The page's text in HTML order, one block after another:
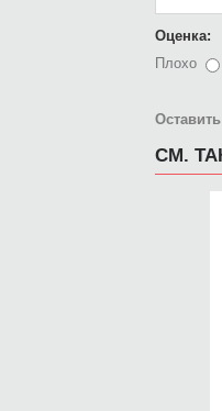
Оценка:
Плохо
СМ.